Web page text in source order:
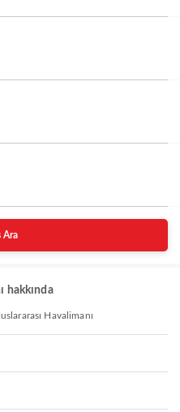
Ara
hakkında
Havalimanı